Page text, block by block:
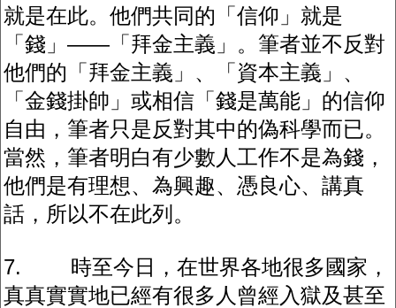
就是在此。他們共同的「信仰」就是
「錢」——「拜金主義」。筆者並不反對
他們的「拜金主義」、「資本主義」、
「金錢掛帥」或相信「錢是萬能」的信仰
自由，筆者只是反對其中的偽科學而已。
當然，筆者明白有少數人工作不是為錢，
他們是有理想、為興趣、憑良心、講真
話，所以不在此列。
7. 時至今日，在世界各地很多國家，
真真實實地已經有很多人曾經入獄及甚至